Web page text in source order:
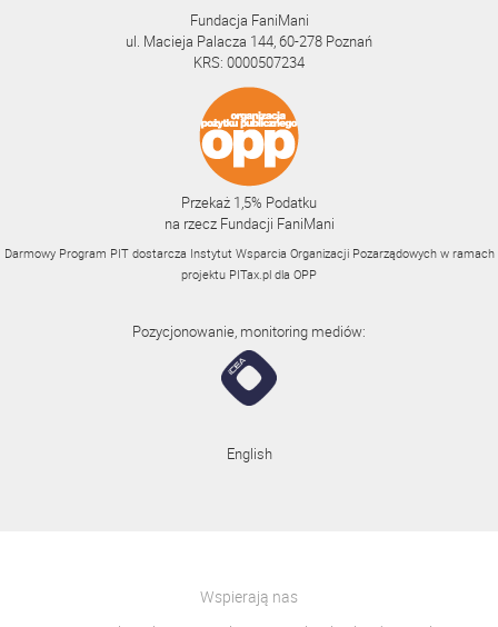
Fundacja FaniMani
ul. Macieja Palacza 144, 60-278 Poznań
KRS: 0000507234
Przekaż 1,5% Podatku
na rzecz Fundacji FaniMani
Darmowy Program PIT dostarcza Instytut Wsparcia Organizacji Pozarządowych w ramach
projektu PITax.pl dla OPP
Pozycjonowanie, monitoring mediów:
English
Wspierają nas